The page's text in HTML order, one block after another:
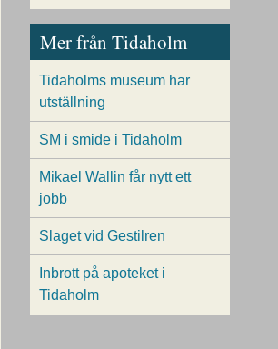
Mer från Tidaholm
Tidaholms museum har
utställning
SM i smide i Tidaholm
Mikael Wallin får nytt ett
jobb
Slaget vid Gestilren
Inbrott på apoteket i
Tidaholm